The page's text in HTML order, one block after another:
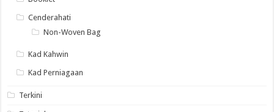
Cenderahati
Non-Woven Bag
Kad Kahwin
Kad Perniagaan
Terkini